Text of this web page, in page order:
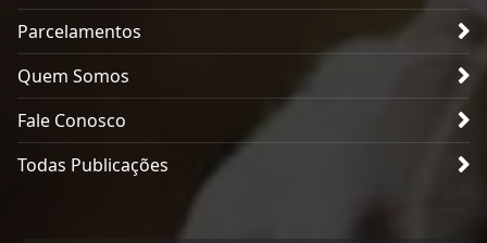
Parcelamentos
Quem Somos
Fale Conosco
Todas Publicações